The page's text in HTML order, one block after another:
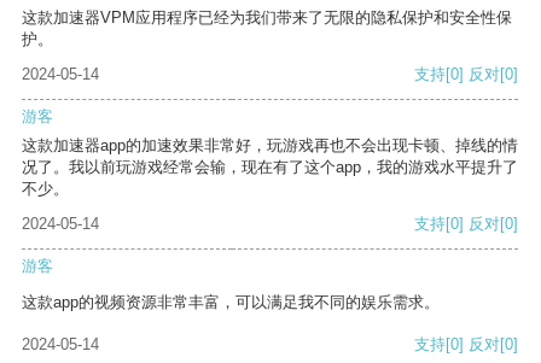
这款加速器VPM应用程序已经为我们带来了无限的隐私保护和安全性保
护。
2024-05-14
支持[0] 反对[0]
游客
这款加速器app的加速效果非常好，玩游戏再也不会出现卡顿、掉线的情
况了。我以前玩游戏经常会输，现在有了这个app，我的游戏水平提升了
不少。
2024-05-14
支持[0] 反对[0]
游客
这款app的视频资源非常丰富，可以满足我不同的娱乐需求。
2024-05-14 支持[0] 反对[0]